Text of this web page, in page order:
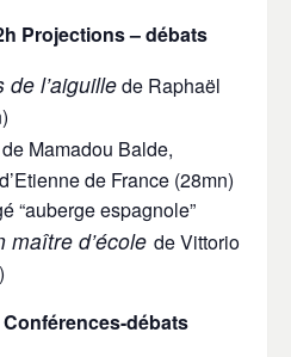
Projections – débats
l’aiguillede Raphaël
Mamadou Balde,
de France (28mn)
“auberge espagnole”
maître d’école de Vittorio
débats